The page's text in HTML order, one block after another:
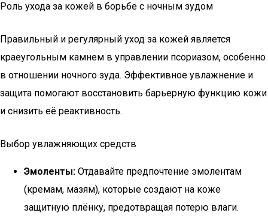
Роль ухода за кожей в борьбе с ночным зудом
Правильный и регулярный уход за кожей является
краеугольным камнем в управлении псориазом, особенно
в отношении ночного зуда. Эффективное увлажнение и
защита помогают восстановить барьерную функцию кожи
и снизить её реактивность.
Выбор увлажняющих средств
Эмоленты: Отдавайте предпочтение эмолентам
(кремам, мазям), которые создают на коже
защитную плёнку, предотвращая потерю влаги.